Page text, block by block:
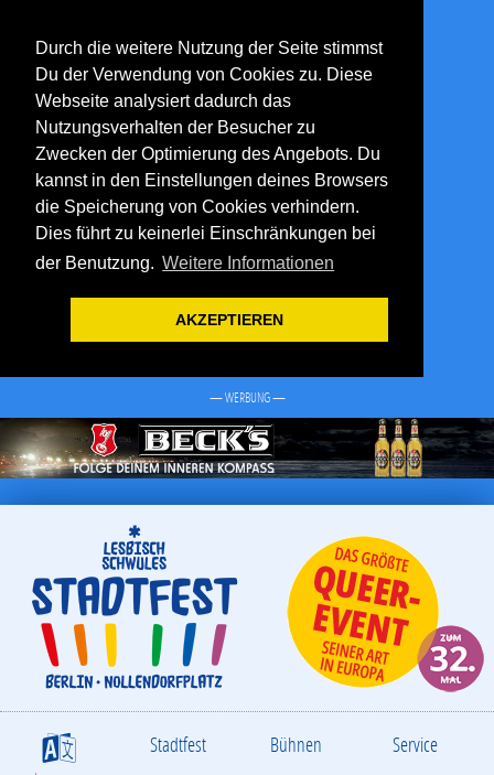
Durch die weitere Nutzung der Seite stimmst
Du der Verwendung von Cookies zu. Diese
Webseite analysiert dadurch das
Nutzungsverhalten der Besucher zu
Zwecken der Optimierung des Angebots. Du
kannst in den Einstellungen deines Browsers
die Speicherung von Cookies verhindern.
Dies führt zu keinerlei Einschränkungen bei
der Benutzung. Weitere Informationen
AKZEPTIEREN
— WERBUNG —
S Stadtfest Bühnen Service